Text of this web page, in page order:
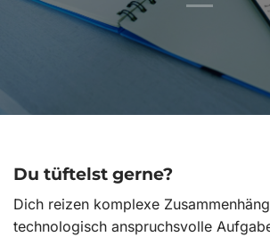
Du tüftelst gerne?
Dich reizen komplexe
technologisch anspruchsvolle